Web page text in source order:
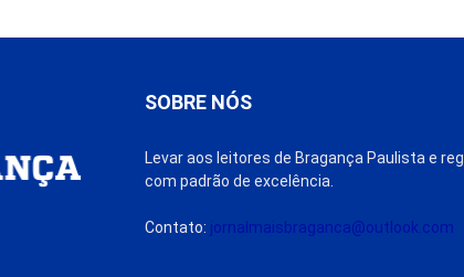
SOBRE NÓS
Levar aos leitores de Bragança Paulista e
com padrão de excelência.
Contato: jornalmaisbraganca@outlook.com